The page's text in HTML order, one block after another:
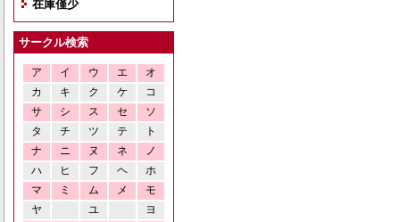
在庫僅少
サークル検索
ア イ ウ エ
オ
カ
キ ク ケ
コ
サ
シ ス セ
ソ
タ
チ ツ テ
ト
ナ
ニ ヌ ネ
ノ
ハ
ヒ フ ヘ
ホ
マ
ミ ム メ
モ
ヤ
ユ
ヨ